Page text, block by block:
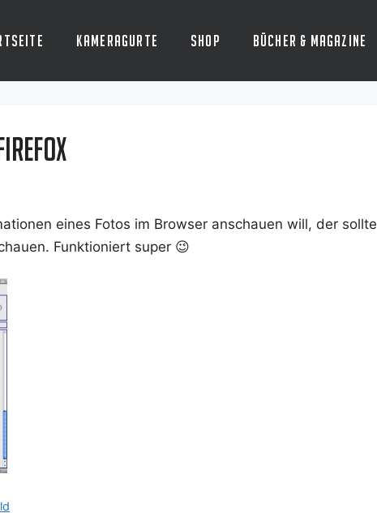
Kameragurte Shop Bücher & Magazine
eines Fotos im Brow­ser anschau­en will, der soll­te
Funk­tio­niert super 😉